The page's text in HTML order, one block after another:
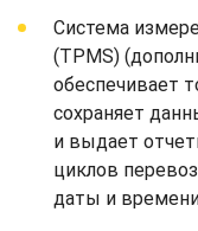
Система
(TPMS)
обеспечивает
сохраняет
и выдает
циклов
даты и